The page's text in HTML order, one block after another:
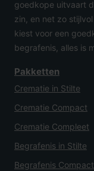
goedkope uitvaart
zin, en net zo
kiest voor een
begrafenis, alles is
Pakketten
Crematie in Stilte
Crematie Compact
Crematie Compleet
Begrafenis in Stilte
Begrafenis Compact